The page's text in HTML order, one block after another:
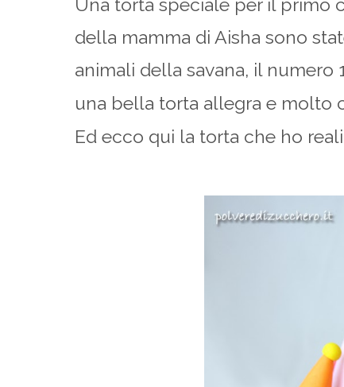
Una torta speciale per il primo
della mamma di Aisha sono
animali della savana, il
una bella torta allegra e molto
Ed ecco qui la torta che ho